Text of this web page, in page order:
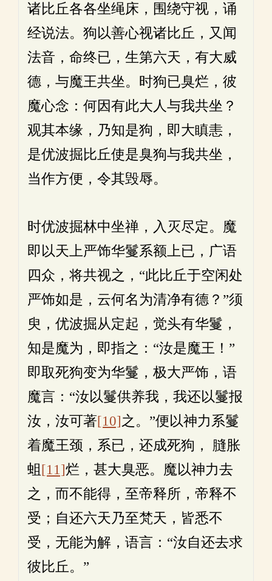
诸比丘各各坐绳床，围绕守视，诵
经说法。狗以善心视诸比丘，又闻
法音，命终已，生第六天，有大威
德，与魔王共坐。时狗已臭烂，彼
魔心念：何因有此大人与我共坐？
观其本缘，乃知是狗，即大瞋恚，
是优波掘比丘使是臭狗与我共坐，
当作方便，令其毁辱。
时优波掘林中坐禅，入灭尽定。魔
即以天上严饰华鬘系额上已，广语
四众，将共视之，“此比丘于空闲处
严饰如是，云何名为清净有德？”须
臾，优波掘从定起，觉头有华鬘，
知是魔为，即指之：“汝是魔王！”
即取死狗变为华鬘，极大严饰，语
魔言：“汝以鬘供养我，我还以鬘报
汝，汝可著[10]之。”便以神力系鬘
着魔王颈，系已，还成死狗， 膖胀
蛆[11]烂，甚大臭恶。魔以神力去
之，而不能得，至帝释所，帝释不
受；自还六天乃至梵天，皆悉不
受，无能为解，语言：“汝自还去求
彼比丘。”